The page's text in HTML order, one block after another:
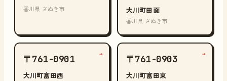
香川県 さぬき市 大川町田面
香川県 さぬき市
〒761-0901
大川町富田西
→ 〒761-0903
大川町富田東
→